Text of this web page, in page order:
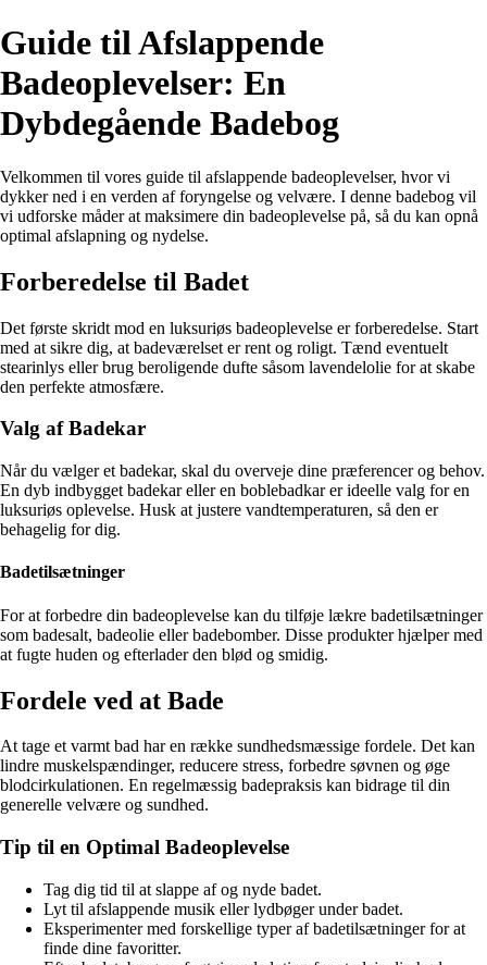
Guide til Afslappende
Badeoplevelser: En
Dybdegående Badebog
Velkommen til vores guide til afslappende badeoplevelser, hvor vi
dykker ned i en verden af foryngelse og velvære. I denne badebog vil
vi udforske måder at maksimere din badeoplevelse på, så du kan opnå
optimal afslapning og nydelse.
Forberedelse til Badet
Det første skridt mod en luksuriøs badeoplevelse er forberedelse. Start
med at sikre dig, at badeværelset er rent og roligt. Tænd eventuelt
stearinlys eller brug beroligende dufte såsom lavendelolie for at skabe
den perfekte atmosfære.
Valg af Badekar
Når du vælger et badekar, skal du overveje dine præferencer og behov.
En dyb indbygget badekar eller en boblebadkar er ideelle valg for en
luksuriøs oplevelse. Husk at justere vandtemperaturen, så den er
behagelig for dig.
Badetilsætninger
For at forbedre din badeoplevelse kan du tilføje lækre badetilsætninger
som badesalt, badeolie eller badebomber. Disse produkter hjælper med
at fugte huden og efterlader den blød og smidig.
Fordele ved at Bade
At tage et varmt bad har en række sundhedsmæssige fordele. Det kan
lindre muskelspændinger, reducere stress, forbedre søvnen og øge
blodcirkulationen. En regelmæssig badepraksis kan bidrage til din
generelle velvære og sundhed.
Tip til en Optimal Badeoplevelse
Tag dig tid til at slappe af og nyde badet.
Lyt til afslappende musik eller lydbøger under badet.
Eksperimenter med forskellige typer af badetilsætninger for at
finde dine favoritter.